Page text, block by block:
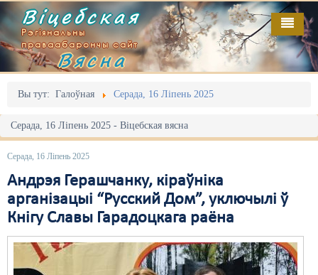
Віцебская
Рэгіянальны
праваабарончы сайт
Вясна
Вы тут: Галоўная Серада, 16 Ліпень 2025
Серада, 16 Ліпень 2025 - Віцебская вясна
Серада, 16 Ліпень 2025
Андрэя Герашчанку, кіраўніка
арганізацыі “Русский Дом”, уключылі ў
Кнігу Славы Гарадоцкага раёна
Галоўная
Адміністрацыйны перасьлед
Акцыі
Выбары
Грамадзянскія ініцыятывы
Дзяржава
Дыскрымінацыя
Выданьні
Відэа
Пра нас
RSS